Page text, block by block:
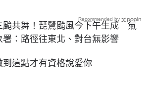
颱共舞！琵鷺颱風今下午生成 氣
署：路徑往東北、對台無影響
到這點才有資格說愛你
Recommended by